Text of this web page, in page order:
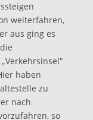
weiterfahren,
aus ging es
haben
zu
nach
so